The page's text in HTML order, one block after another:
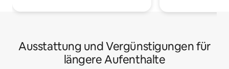
Ausstattung und Vergünstigungen für
längere Aufenthalte